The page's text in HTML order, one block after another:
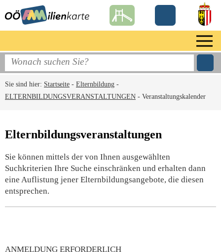
Sie sind hier: Startseite - Elternbildung -
ELTERNBILDUNGSVERANSTALTUNGEN - Veranstaltungskalender
Elternbildungsveranstaltungen
Sie können mittels der von Ihnen ausgewählten
Suchkriterien Ihre Suche einschränken und erhalten dann
eine Auflistung jener Elternbildungsangebote, die diesen
entsprechen.
ANMELDUNG ERFORDERLICH